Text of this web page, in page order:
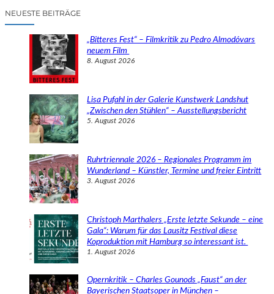
NEUESTE BEITRÄGE
„Bitteres Fest“ – Filmkritik zu Pedro Almodóvars
neuem Film
8. August 2026
Lisa Pufahl in der Galerie Kunstwerk Landshut
„Zwischen den Stühlen“ – Ausstellungsbericht
5. August 2026
Ruhrtriennale 2026 – Regionales Programm im
Wunderland – Künstler, Termine und freier Eintritt
3. August 2026
Christoph Marthalers „Erste letzte Sekunde – eine
Gala“: Warum für das Lausitz Festival diese
Koproduktion mit Hamburg so interessant ist.
1. August 2026
Opernkritik – Charles Gounods „Faust“ an der
Bayerischen Staatsoper in München –